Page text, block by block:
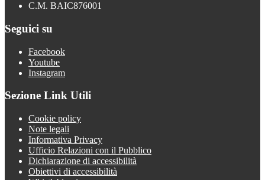
C.M. BAIC876001
Seguici su
Facebook
Youtube
Instagram
Sezione Link Utili
Cookie policy
Note legali
Informativa Privacy
Ufficio Relazioni con il Pubblico
Dichiarazione di accessibilità
Obiettivi di accessibilità